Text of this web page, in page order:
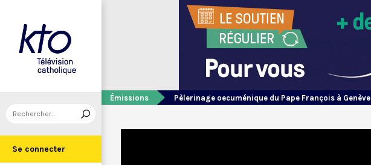
Se connecter
Émissions Pèlerinage oecuménique du Pape François à Genève